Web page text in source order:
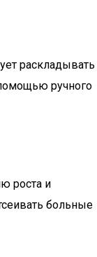
раскладывать
ручного
роста и
больные